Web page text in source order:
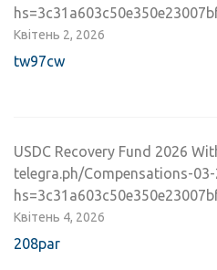
Квітень 2, 2026
tw97cw
USDC Recovery Fund 2026
telegra.ph/Compensations-
Квітень 4, 2026
208par